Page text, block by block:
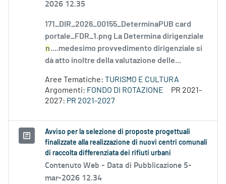
2026 12.35
171_DIR_2026_00155_DeterminaPUB card
portale_FDR_1.png La Determina dirigenziale
n....medesimo provvedimento dirigenziale si
dà atto inoltre della valutazione delle...
Aree Tematiche: TURISMO E CULTURA
Argomenti: FONDO DI ROTAZIONE
PR 2021-
2027: PR 2021-2027
Avviso per la selezione di proposte progettuali
finalizzate alla realizzazione di nuovi centri comunali
di raccolta differenziata dei rifiuti urbani
Contenuto Web - Data di Pubblicazione 5-
mar-2026 12.34